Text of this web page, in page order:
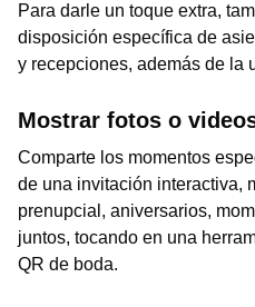
Para darle un toque extra,
disposición específica de
y recepciones, además de la
Mostrar fotos o
Comparte los momentos
de una invitación interactiva,
prenupcial, aniversarios,
juntos, tocando en una
QR de boda.